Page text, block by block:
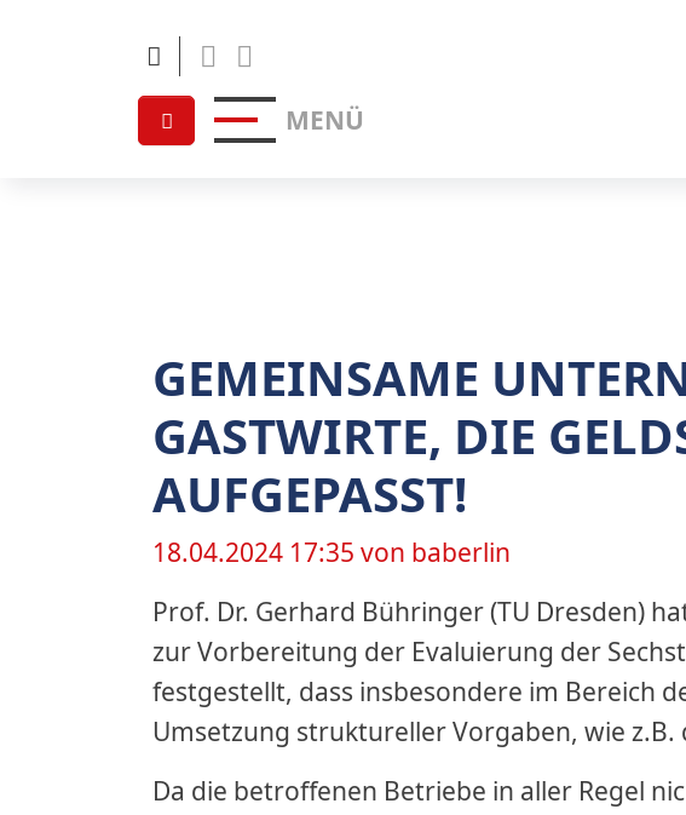
Facebook
MENÜ
GEMEINSAME
GASTWIRTE, DIE
AUFGEPASST!
18.04.2024 17:35 von baberlin
Prof. Dr. Gerhard Bühringer (TU Dresden)
zur Vorbereitung der Evaluierung der
festgestellt, dass insbesondere im Bereich
Umsetzung struktureller Vorgaben, wie z.B.
Da die betroffenen Betriebe in aller Regel